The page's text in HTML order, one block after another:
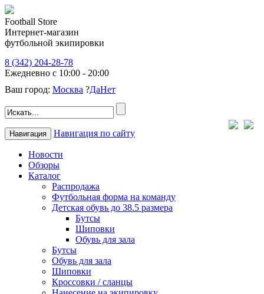
Football Store
Интернет-магазин
футбольной экипировки
8 (342) 204-28-78
Ежедневно с 10:00 - 20:00
Ваш город: Москва ?ДаНет
Навигация Навигация по сайту
Новости
Обзоры
Каталог
Распродажа
Футбольная форма на команду
Детская обувь до 38.5 размера
Бутсы
Шиповки
Обувь для зала
Бутсы
Обувь для зала
Шиповки
Кроссовки / сланцы